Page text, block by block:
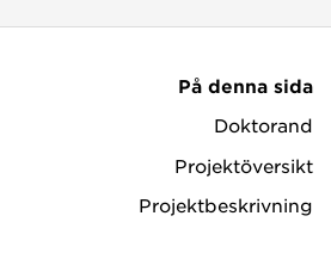
På denna sida
Doktorand
Projektöversikt
Projektbeskrivning